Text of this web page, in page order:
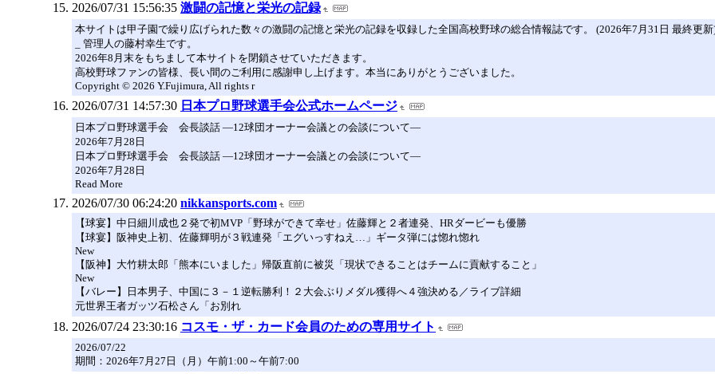
2026/07/31 15:56:35 激闘の記憶と栄光の記録
本サイトは甲子園で繰り広げられた数々の激闘の記憶と栄光の記録を収録した全国高校野球の総合情報誌です。 (2026年7月31日 最終更新
_ 管理人の藤村幸生です。
2026年8月末をもちまして本サイトを閉鎖させていただきます。
高校野球ファンの皆様、長い間のご利用に感謝申し上げます。本当にありがとうございました。
Copyright © 2026 Y.Fujimura, All rights r
2026/07/31 14:57:30 日本プロ野球選手会公式ホームページ
日本プロ野球選手会 会長談話 ―12球団オーナー会議との会談について―
2026年7月28日
日本プロ野球選手会 会長談話 ―12球団オーナー会議との会談について―
2026年7月28日
Read More
2026/07/30 06:24:20 nikkansports.com
【球宴】中日細川成也２発で初MVP「野球ができて幸せ」佐藤輝と２者連発、HRダービーも優勝
【球宴】阪神史上初、佐藤輝明が３戦連発「エグいっすねえ…」ギータ弾には惚れ惚れ
New
【阪神】大竹耕太郎「熊本にいました」帰阪直前に被災「現状できることはチームに貢献すること」
New
【バレー】日本男子、中国に３－１逆転勝利！２大会ぶりメダル獲得へ４強決める／ライブ詳細
元世界王者ガッツ石松さん「お別れ
2026/07/24 23:30:16 コスモ・ザ・カード会員のための専用サイト
2026/07/22
期間：2026年7月27日（月）午前1:00～午前7:00